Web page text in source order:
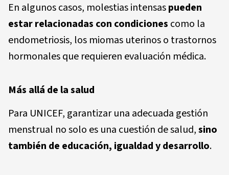
En algunos casos, molestias intensaspueden
estar relacionadas con condiciones como la
endometriosis, los miomas uterinos o trastornos
hormonales que requieren evaluación médica.
Más allá de la salud
Para UNICEF, garantizar una adecuada gestión
menstrual no solo es una cuestión de salud,sino
también de educación, igualdad y desarrollo.